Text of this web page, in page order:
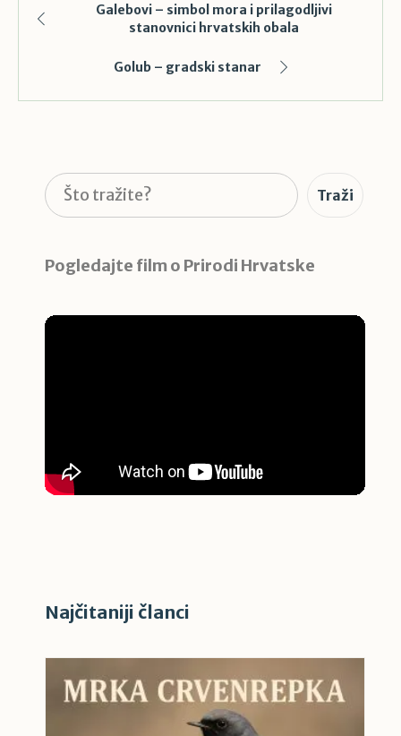
Galebovi – simbol mora i prilagodljivi
stanovnici hrvatskih obala
Golub – gradski stanar
Pretraga Traži
Pogledajte film o Prirodi Hrvatske
Najčitaniji članci